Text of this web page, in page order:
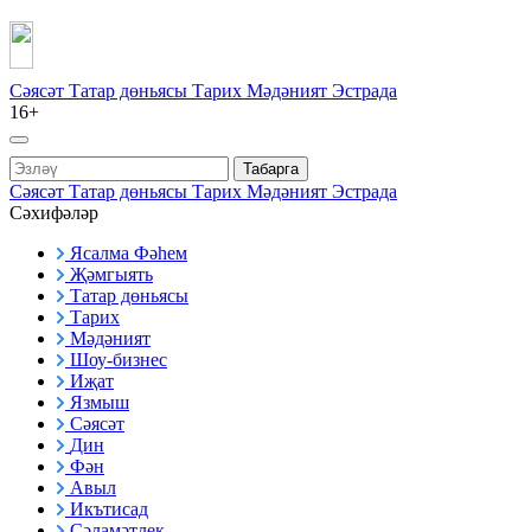
Сәясәт Татар дөньясы Тарих Мәдәният Эстрада
16+
Табарга
Сәясәт Татар дөньясы Тарих Мәдәният Эстрада
Сәхифәләр
Ясалма Фәһем
Җәмгыять
Татар дөньясы
Тарих
Мәдәният
Шоу-бизнес
Иҗат
Язмыш
Сәясәт
Дин
Фән
Авыл
Икътисад